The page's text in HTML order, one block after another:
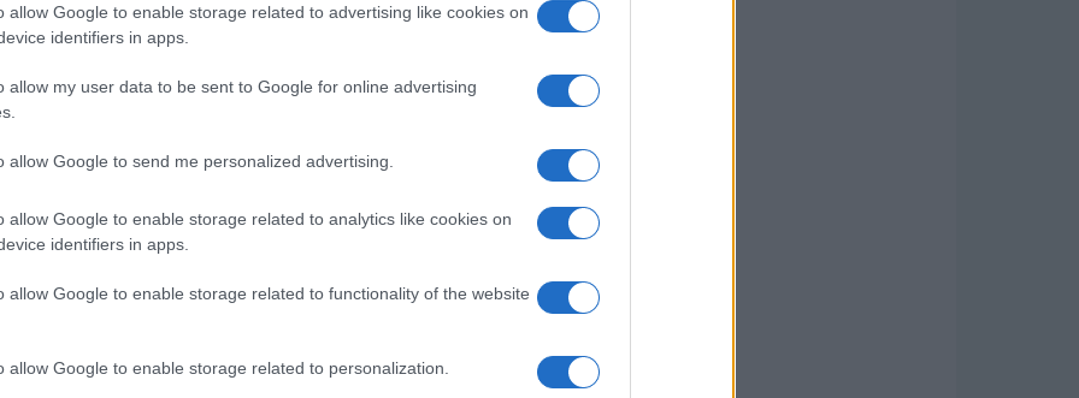
allow Google to enable storage related to advertising like cookies on
identifiers in apps.
allow my user data to be sent to Google for online advertising
allow Google to send me personalized advertising.
allow Google to enable storage related to analytics like cookies on
identifiers in apps.
allow Google to enable storage related to functionality of the website
allow Google to enable storage related to personalization.
delle azioni
una società farmaceutica globale che
Questo rendimento, in costante aumento
della solidità finanziaria dell’azienda. Inoltre, il
di oltre il 25% rispetto al suo valore